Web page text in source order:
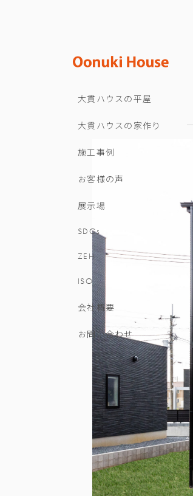
大貫ハウスの平屋
大貫ハウスの家作り
施工事例
お客様の声
展示場
SDGs
ZEH
ISO
会社概要
お問い合わせ